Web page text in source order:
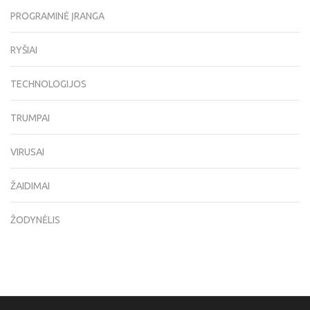
PROGRAMINĖ ĮRANGA
RYŠIAI
TECHNOLOGIJOS
TRUMPAI
VIRUSAI
ŽAIDIMAI
ŽODYNĖLIS